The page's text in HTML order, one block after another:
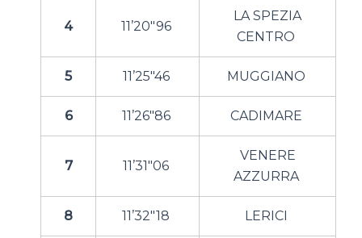
4 11’20″96
LA SPEZIA
CENTRO
5 11’25″46 MUGGIANO
6 11’26″86 CADIMARE
7 11’31″06
VENERE
AZZURRA
8 11’32″18 LERICI